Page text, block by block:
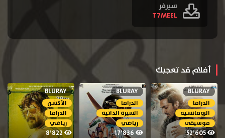
سيرفر
T7MEEL
أفلام قد تعجبك
BLURAY
الدراما
الرومانسية
موسيقى
52٬605
BLURAY
الدراما
السيرة الذاتية
رياضي
17٬836
BLURAY
الأكشن
الدراما
رياضي